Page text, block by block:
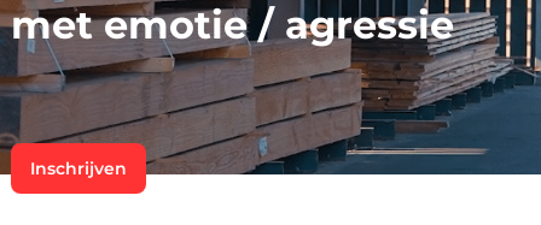
met emotie / agressie
Inschrijven